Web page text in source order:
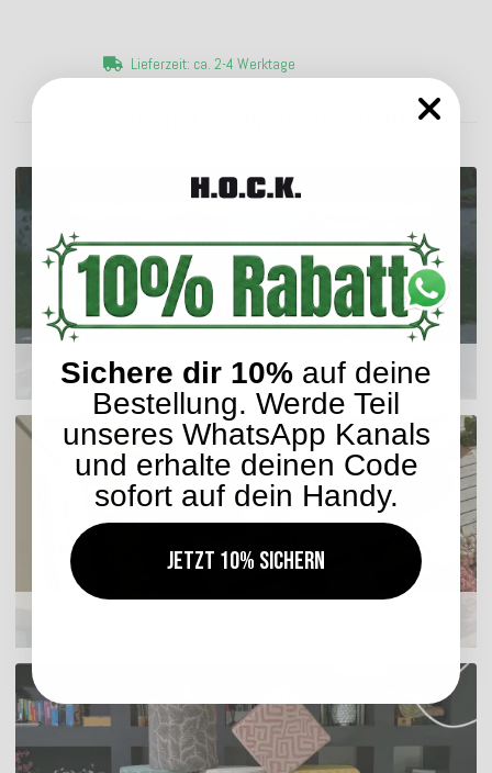
Lieferzeit: ca. 2-4 Werktage
Outdoor Kissen
Sichere dir 10% auf deine
Bestellung. Werde Teil
unseres WhatsApp Kanals
und erhalte deinen Code
sofort auf dein Handy.
Jetzt 10% sichern